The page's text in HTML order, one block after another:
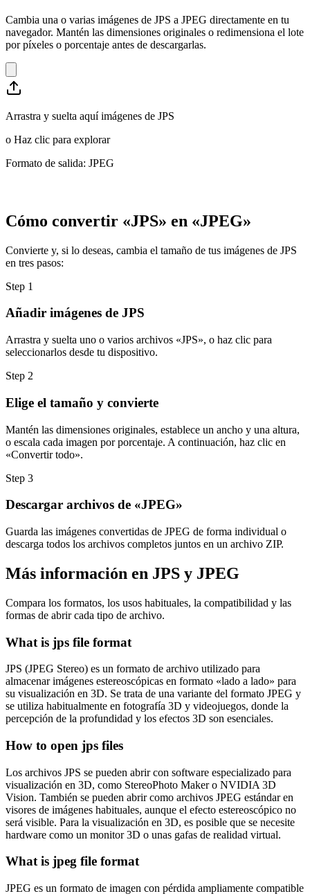
Cambia una o varias imágenes de JPS a JPEG directamente en tu
navegador. Mantén las dimensiones originales o redimensiona el lote
por píxeles o porcentaje antes de descargarlas.
Arrastra y suelta aquí imágenes de JPS
o Haz clic para explorar
Formato de salida: JPEG
Cómo convertir «JPS» en «JPEG»
Convierte y, si lo deseas, cambia el tamaño de tus imágenes de JPS
en tres pasos:
Step 1
Añadir imágenes de JPS
Arrastra y suelta uno o varios archivos «JPS», o haz clic para
seleccionarlos desde tu dispositivo.
Step 2
Elige el tamaño y convierte
Mantén las dimensiones originales, establece un ancho y una altura,
o escala cada imagen por porcentaje. A continuación, haz clic en
«Convertir todo».
Step 3
Descargar archivos de «JPEG»
Guarda las imágenes convertidas de JPEG de forma individual o
descarga todos los archivos completos juntos en un archivo ZIP.
Más información en JPS y JPEG
Compara los formatos, los usos habituales, la compatibilidad y las
formas de abrir cada tipo de archivo.
What is jps file format
JPS (JPEG Stereo) es un formato de archivo utilizado para
almacenar imágenes estereoscópicas en formato «lado a lado» para
su visualización en 3D. Se trata de una variante del formato JPEG y
se utiliza habitualmente en fotografía 3D y videojuegos, donde la
percepción de la profundidad y los efectos 3D son esenciales.
How to open jps files
Los archivos JPS se pueden abrir con software especializado para
visualización en 3D, como StereoPhoto Maker o NVIDIA 3D
Vision. También se pueden abrir como archivos JPEG estándar en
visores de imágenes habituales, aunque el efecto estereoscópico no
será visible. Para la visualización en 3D, es posible que se necesite
hardware como un monitor 3D o unas gafas de realidad virtual.
What is jpeg file format
JPEG es un formato de imagen con pérdida ampliamente compatible